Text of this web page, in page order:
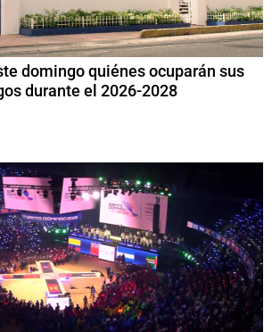
domingo quiénes ocuparán sus
durante el 2026-2028